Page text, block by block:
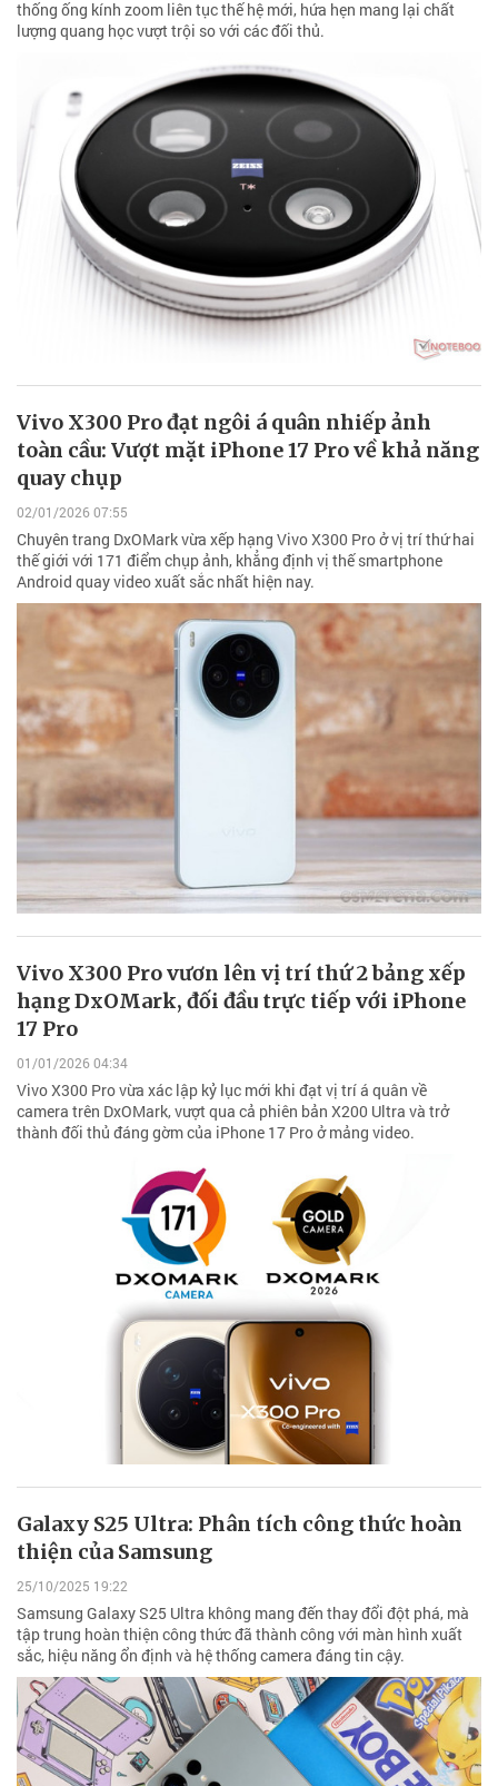
thống ống kính zoom liên tục thế hệ mới, hứa hẹn mang lại chất
lượng quang học vượt trội so với các đối thủ.
Vivo X300 Pro đạt ngôi á quân nhiếp ảnh
toàn cầu: Vượt mặt iPhone 17 Pro về khả năng
quay chụp
02/01/2026 07:55
Chuyên trang DxOMark vừa xếp hạng Vivo X300 Pro ở vị trí thứ hai
thế giới với 171 điểm chụp ảnh, khẳng định vị thế smartphone
Android quay video xuất sắc nhất hiện nay.
Vivo X300 Pro vươn lên vị trí thứ 2 bảng xếp
hạng DxOMark, đối đầu trực tiếp với iPhone
17 Pro
01/01/2026 04:34
Vivo X300 Pro vừa xác lập kỷ lục mới khi đạt vị trí á quân về
camera trên DxOMark, vượt qua cả phiên bản X200 Ultra và trở
thành đối thủ đáng gờm của iPhone 17 Pro ở mảng video.
Galaxy S25 Ultra: Phân tích công thức hoàn
thiện của Samsung
25/10/2025 19:22
Samsung Galaxy S25 Ultra không mang đến thay đổi đột phá, mà
tập trung hoàn thiện công thức đã thành công với màn hình xuất
sắc, hiệu năng ổn định và hệ thống camera đáng tin cậy.